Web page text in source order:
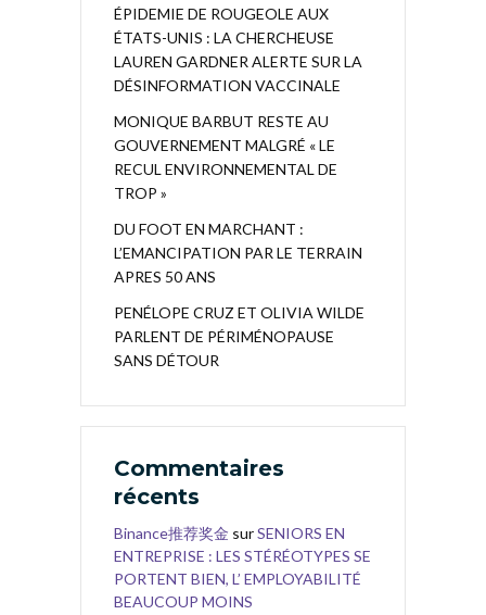
ÉPIDEMIE DE ROUGEOLE AUX
ÉTATS-UNIS : LA CHERCHEUSE
LAUREN GARDNER ALERTE SUR LA
DÉSINFORMATION VACCINALE
MONIQUE BARBUT RESTE AU
GOUVERNEMENT MALGRÉ « LE
RECUL ENVIRONNEMENTAL DE
TROP »
DU FOOT EN MARCHANT :
L’EMANCIPATION PAR LE TERRAIN
APRES 50 ANS
PENÉLOPE CRUZ ET OLIVIA WILDE
PARLENT DE PÉRIMÉNOPAUSE
SANS DÉTOUR
Commentaires
récents
Binance推荐奖金 surSENIORS EN
ENTREPRISE : LES STÉRÉOTYPES SE
PORTENT BIEN, L’ EMPLOYABILITÉ
BEAUCOUP MOINS